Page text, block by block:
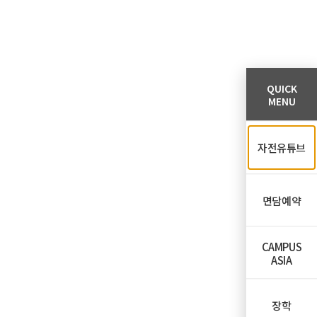
QUICK
MENU
자전유튜브
면담예약
CAMPUS
ASIA
장학